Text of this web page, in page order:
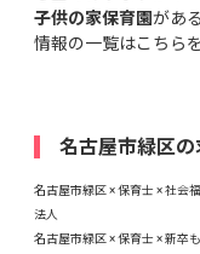
子供の家保育園がある
情報の一覧はこちら
名古屋市緑区
名古屋市緑区 × 保育士 × 社会
法人
名古屋市緑区 × 保育士 × 新卒